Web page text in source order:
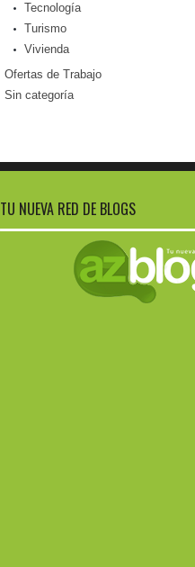
Tecnología
Turismo
Vivienda
Ofertas de Trabajo
Sin categoría
TU NUEVA RED DE BLOGS